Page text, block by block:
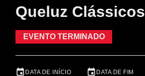
Queluz Clássicos
EVENTO TERMINADO
DATA DE INÍCIO DATA DE FIM